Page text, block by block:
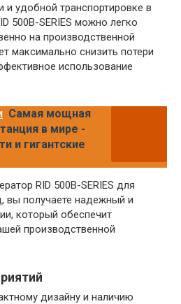
и удобной транспортировке в
500B-SERIES можно легко
на производственной
максимально снизить потери
использование
Самая мощная
в мире -
и гигантские
RID 500B-SERIES для
вы получаете надежный и
который обеспечит
производственной
дизайну и наличию